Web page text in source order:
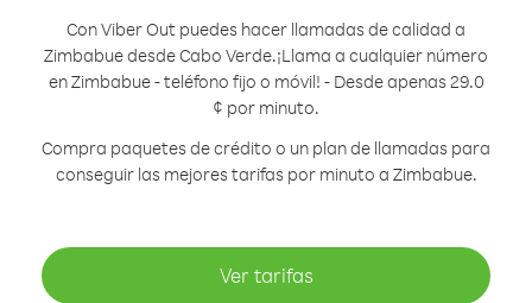
Con Viber Out puedes hacer llamadas de calidad a
Zimbabue desde Cabo Verde.¡Llama a cualquier número
en Zimbabue - teléfono fijo o móvil! - Desde apenas 29.0
¢ por minuto.
Compra paquetes de crédito o un plan de llamadas para
conseguir las mejores tarifas por minuto a Zimbabue.
Ver tarifas